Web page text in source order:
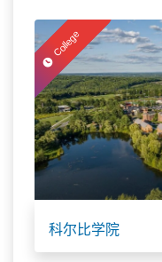
College
科尔比学院